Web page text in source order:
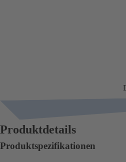
Produktdetails
Produktspezifikationen